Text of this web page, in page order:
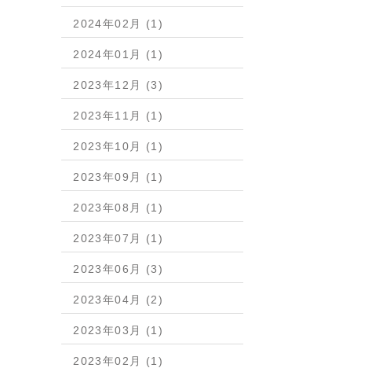
2024年02月 (1)
2024年01月 (1)
2023年12月 (3)
2023年11月 (1)
2023年10月 (1)
2023年09月 (1)
2023年08月 (1)
2023年07月 (1)
2023年06月 (3)
2023年04月 (2)
2023年03月 (1)
2023年02月 (1)